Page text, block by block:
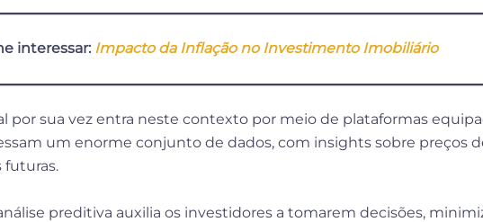
interessar: Impacto da Inflação no Investimento Imobiliário
por sua vez entra neste contexto por meio de plataformas
um enorme conjunto de dados, com insights sobre preços
futuras.
preditiva auxilia os investidores a tomarem decisões,